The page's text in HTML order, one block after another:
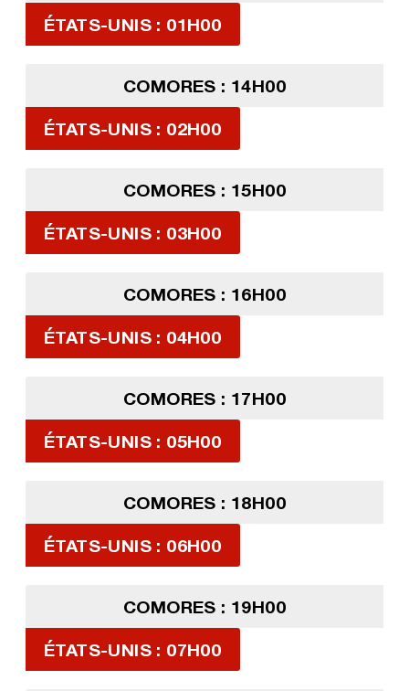
ÉTATS-UNIS : 01H00
COMORES : 14H00
ÉTATS-UNIS : 02H00
COMORES : 15H00
ÉTATS-UNIS : 03H00
COMORES : 16H00
ÉTATS-UNIS : 04H00
COMORES : 17H00
ÉTATS-UNIS : 05H00
COMORES : 18H00
ÉTATS-UNIS : 06H00
COMORES : 19H00
ÉTATS-UNIS : 07H00